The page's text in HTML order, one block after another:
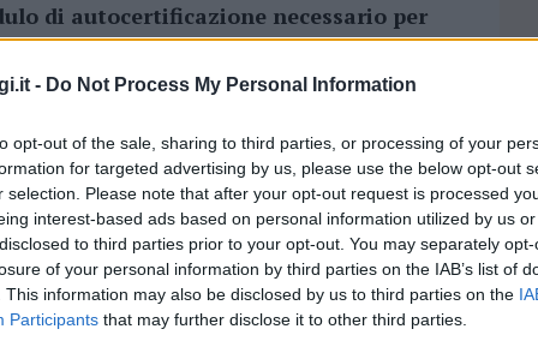
- Do Not Process My Personal Information
opt-out of the sale, sharing to third parties, or processing of your
for targeted advertising by us, please use the below opt-out
selection. Please note that after your opt-out request is processed
interest-based ads based on personal information utilized by us
to third parties prior to your opt-out. You may separately
of your personal information by third parties on the IAB’s list of
This information may also be disclosed by us to third parties on the
Participants that may further disclose it to other third parties.
di autocertificazione necessario per
dal proprio comune di residenza a un altro
cittadini e lavoratori hanno sono diversi.
da chi farla verificare e firmare e in che
nelle persone una serie di dubbi e opinioni
possa essere valida questa
a reperirla o comunque non hanno
chiede se sia necessario averne una o più
viene fermati e se in caso per i motivi
durante lo spostamentose si